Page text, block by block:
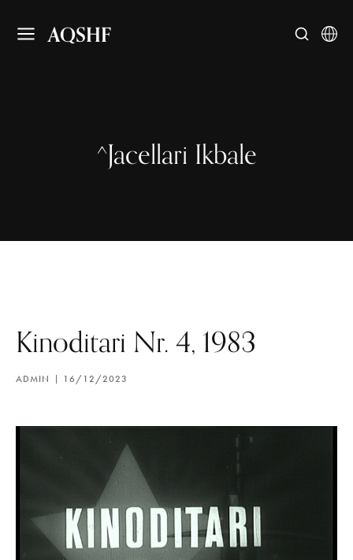
AQSHF
^Jacellari Ikbale
Kinoditari Nr. 4, 1983
ADMIN 16/12/2023